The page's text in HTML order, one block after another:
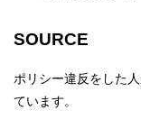
SOURCE
ポリシー違反をした
ています。